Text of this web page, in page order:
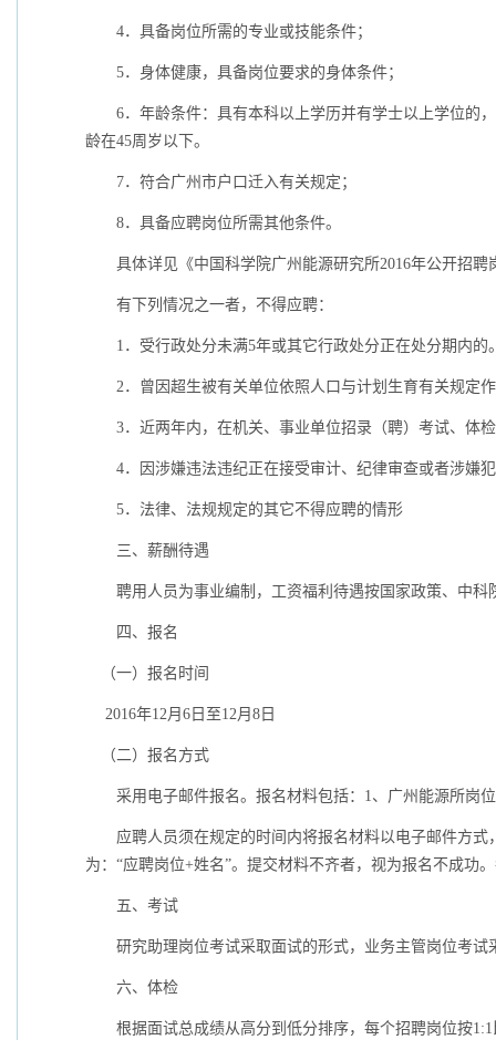
4．具备岗位所需的专业或技能条件；
5．身体健康，具备岗位要求的身体条件；
6． 年龄条件：具有本科以上学历并有学士以上学位的
龄在45周岁以下。
7． 符合广州市户口迁入有关规定；
8．具备应聘岗位所需其他条件。
具体详见《中国科学院广州能源研究所2016年公开招聘
有下列情况之一者，不得应聘：
1 ．受行政处分未满5年或其它行政处分正在处分期内的
2．曾因超生被有关单位依照人口与计划生育有关规定
3．近两年内，在机关、事业单位招录（聘）考试、体
4．因涉嫌违法违纪正在接受审计、纪律审查或者涉嫌
5．法律、法规规定的其它不得应聘的情形
三、薪酬待遇
聘用人员为事业编制，工资福利待遇按国家政策、中科
四、报名
（一）报名时间
2016年12月6日至12月8日
（二）报名方式
采用电子邮件报名。报名材料包括： 1、广州能源所岗
应聘人员须在规定的时间内将报名材料以电子邮件方
为： “应聘岗位+姓名”。提交材料不齐者，视为报名不成功
五、考试
研究助理岗位考试采取面试的形式，业务主管岗位考
六、体检
根据面试总成绩从高分到低分排序，每个招聘岗位按1:1